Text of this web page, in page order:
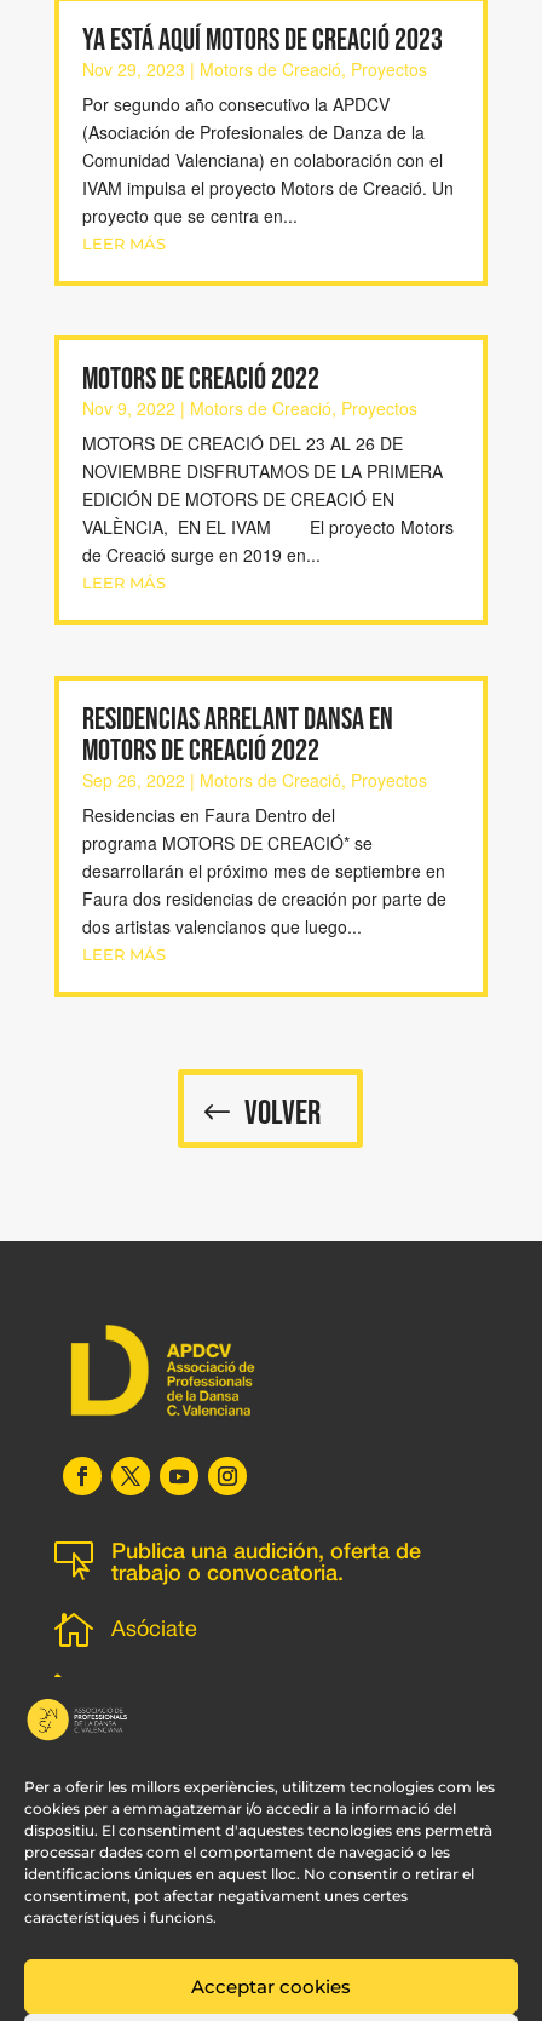
Per a oferir les millors experiències, utilitzem tecnologies com les
cookies per a emmagatzemar i/o accedir a la informació del
dispositiu. El consentiment d'aquestes tecnologies ens permetrà
processar dades com el comportament de navegació o les
identificacions úniques en aquest lloc. No consentir o retirar el
consentiment, pot afectar negativament unes certes
característiques i funcions.
Acceptar cookies
Ya está aquí Motors de Creació 2023
Nov 29, 2023 | Motors de Creació, Proyectos
Por segundo año consecutivo la APDCV
(Asociación de Profesionales de Danza de la
Comunidad Valenciana) en colaboración con el
IVAM impulsa el proyecto Motors de Creació. Un
proyecto que se centra en...
LEER MÁS
MOTORS DE CREACIÓ 2022
Nov 9, 2022 | Motors de Creació, Proyectos
MOTORS DE CREACIÓ DEL 23 AL 26 DE
NOVIEMBRE DISFRUTAMOS DE LA PRIMERA
EDICIÓN DE MOTORS DE CREACIÓ EN
VALÈNCIA, EN EL IVAM El proyecto Motors
de Creació surge en 2019 en...
LEER MÁS
Residencias Arrelant Dansa en
Motors de Creació 2022
Sep 26, 2022 | Motors de Creació, Proyectos
Residencias en Faura Dentro del
programa MOTORS DE CREACIÓ* se
desarrollarán el próximo mes de septiembre en
Faura dos residencias de creación por parte de
dos artistas valencianos que luego...
LEER MÁS
VOLVER

Publica una audición, oferta de
trabajo o convocatoria.
 Asóciate
l
Diseño Web Valencia:Innobing